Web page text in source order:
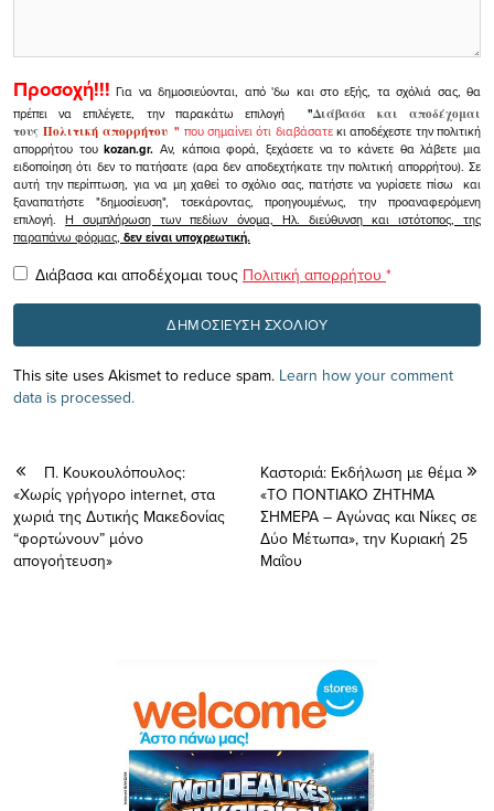
Προσοχή!!! Για να δημοσιεύονται, από 'δω και στο εξής, τα σχόλιά σας, θα
πρέπει να επιλέγετε, την παρακάτω επιλογή
"Διάβασα και αποδέχομαι
τουςΠολιτική απορρήτου" που σημαίνει ότι διαβάσατεκι αποδέχεστε την πολιτική
απορρήτου τουkozan.gr. Αν, κάποια φορά, ξεχάσετε να το κάνετε θα λάβετε μια
ειδοποίηση ότι δεν το πατήσατε (αρα δεν αποδεχτήκατε την πολιτική απορρήτου). Σε
αυτή την περίπτωση, για να μη χαθεί το σχόλιο σας, πατήστε να γυρίσετε πίσω και
ξαναπατήστε "δημοσίευση", τσεκάροντας, προηγουμένως, την προαναφερόμενη
επιλογή.Η συμπλήρωση των πεδίων όνομα, Ηλ. διεύθυνση και ιστότοπος, της
παραπάνω φόρμας, δεν είναι υποχρεωτική.
Διάβασα και αποδέχομαι τους Πολιτική απορρήτου *
This site uses Akismet to reduce spam. Learn how your comment
data is processed.
Π. Κουκουλόπουλος:
«Χωρίς γρήγορο internet, στα
χωριά της Δυτικής Μακεδονίας
“φορτώνουν” μόνο
απογοήτευση»
Καστοριά: Εκδήλωση με θέμα
«ΤΟ ΠΟΝΤΙΑΚΟ ΖΗΤΗΜΑ
ΣΗΜΕΡΑ – Αγώνας και Νίκες σε
Δύο Μέτωπα», την Κυριακή 25
Μαΐου